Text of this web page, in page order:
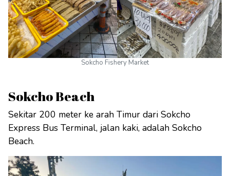
Sokcho Fishery Market
Sokcho Beach
Sekitar 200 meter ke arah Timur dari Sokcho
Express Bus Terminal, jalan kaki, adalah Sokcho
Beach.